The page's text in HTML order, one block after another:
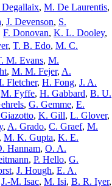
Degallaix, M. De Laurentis,
, J. Devenson, S.
F. Donovan, K. L. Dooley,
, T. B. Edo, M. C.
M. Evans, M.
, M. M. Fejer, A.
Fletcher, H. Fong, J. A.
M. Fyffe, H. Gabbard, B. U.
, G. Gemme, E.
, K. Gill, L. Glover,
, A. Grado, C. Graef, M.
, M. K. Gupta, K. E.
Hannam, O. A.
, P. Hello, G.
, J. Hough, E. A.
J.-M. Isac, M. Isi, B. R. Iyer,